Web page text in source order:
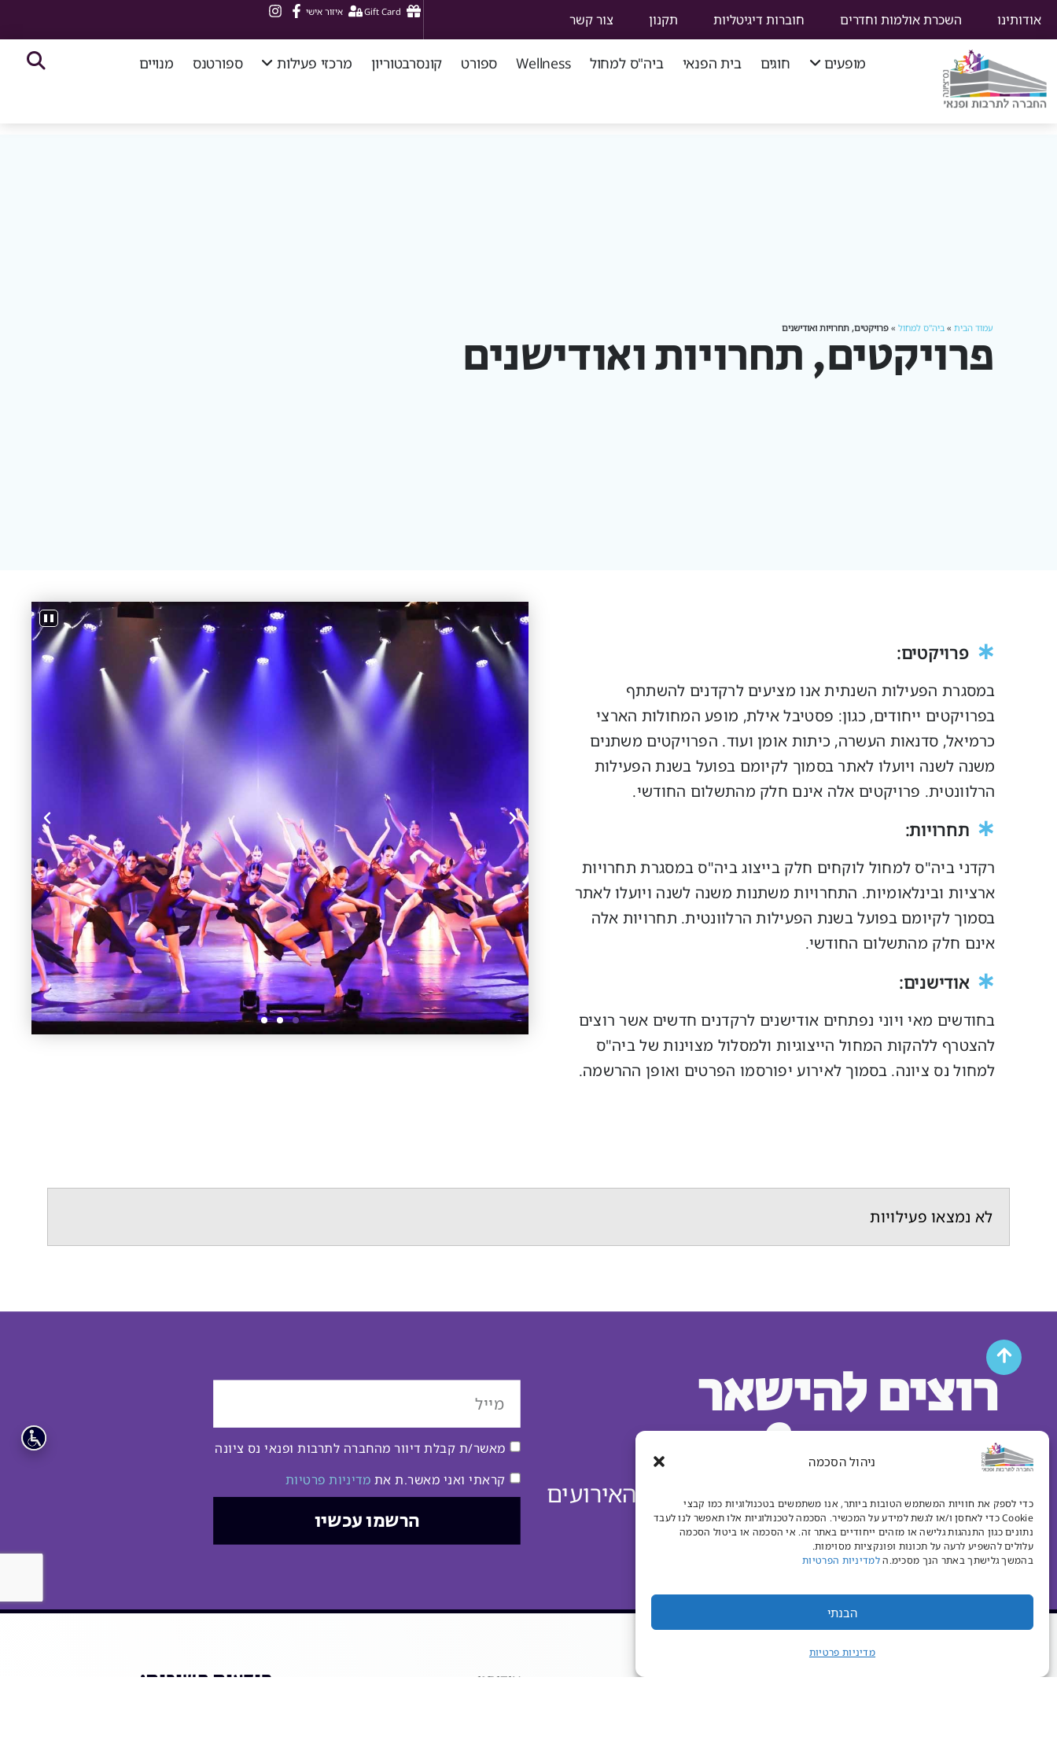
ניהול הסכמה
כדי לספק את חוויות המשתמש הטובות ביותר, אנו משתמשים בטכנולוגיות כמו קבצי
Cookie כדי לאחסן ו/או לגשת למידע על המכשיר. הסכמה לטכנולוגיות אלו תאפשר לנו לעבד
נתונים כגון התנהגות גלישה או מזהים ייחודיים באתר זה. אי הסכמה או ביטול הסכמה
עלולים להשפיע לרעה על תכונות ופונקציות מסוימות.
בהמשך גלישתך באתר הנך מסכימ.הלמדיניות הפרטיות
הבנתי
מדיניות פרטיות
אודותינו השכרת אולמות וחדרים חוברות דיגיטליות תקנון צור קשר Gift Card איזור אישי
מופעים חוגים בית הפנאי ביה"ס למחול Wellness ספורט קונסרבטוריון מרכזי פעילות ספורטנס מנויים
סוף
עמוד הבית» ביה"ס למחול» פרויקטים, תחרויות ואודישנים
פרויקטים, תחרויות ואודישנים
∗ פרויקטים:
במסגרת הפעילות השנתית אנו מציעים לרקדנים להשתתף
בפרויקטים ייחודים, כגון: פסטיבל אילת, מופע המחולות הארצי
כרמיאל, סדנאות העשרה, כיתות אומן ועוד. הפרויקטים משתנים
משנה לשנה ויועלו לאתר בסמוך לקיומם בפועל בשנת הפעילות
הרלוונטית. פרויקטים אלה אינם חלק מהתשלום החודשי.
∗ תחרויות:
רקדני ביה"ס למחול לוקחים חלק בייצוג ביה"ס במסגרת תחרויות
ארציות ובינלאומיות. התחרויות משתנות משנה לשנה ויועלו לאתר
בסמוך לקיומם בפועל בשנת הפעילות הרלוונטית. תחרויות אלה
אינם חלק מהתשלום החודשי.
∗אודישנים:
בחודשים מאי ויוני נפתחים אודישנים לרקדנים חדשים אשר רוצים
להצטרף ללהקות המחול הייצוגיות ולמסלול מצוינות של ביה"ס
למחול נס ציונה. בסמוך לאירוע יפורסמו הפרטים ואופן ההרשמה.
לא נמצאו פעילויות
רוצים להישאר
מעודכנים?
הרשמו לניוזלטר שלנו וקבלו מידע על האירועים
שלנו.
מאשר/ת קבלת דיוור מהחברה לתרבות ופנאי נס ציונה
קראתי ואני מאשר.ת את מדיניות פרטיות
הרשמו עכשיו
אודותנו
הודעות חשובות: